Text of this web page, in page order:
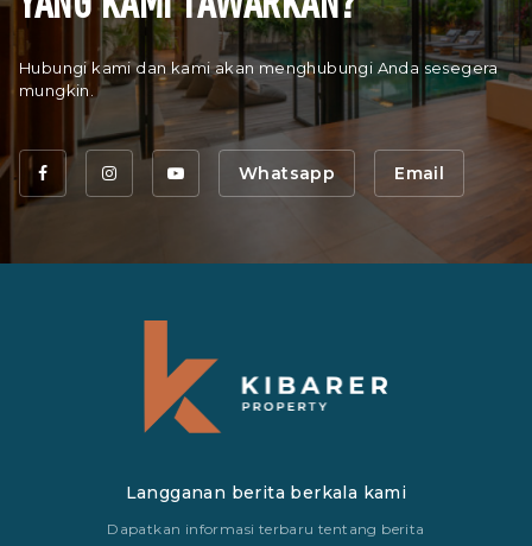
Hubungi kami dan kami akan menghubungi Anda sesegera
mungkin.
Whatsapp Email
Langganan berita berkala kami
Dapatkan informasi terbaru tentang berita